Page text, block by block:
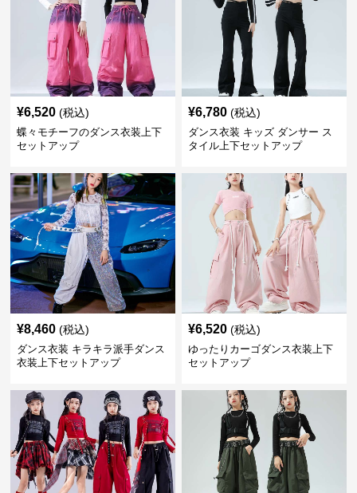
¥6,520 (税込)
蝶々モチーフのダンス衣装上下
セットアップ
¥6,780 (税込)
ダンス衣装 キッズ ダンサー ス
タイル上下セットアップ
¥8,460 (税込)
ダンス衣装 キラキラ派手ダンス
衣装上下セットアップ
¥6,520 (税込)
ゆったりカーゴダンス衣装上下
セットアップ